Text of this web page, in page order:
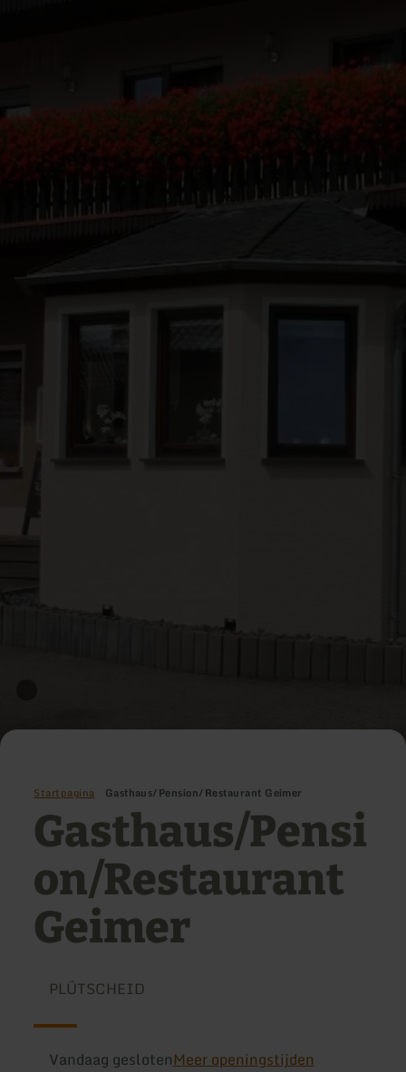
Startpagina Gasthaus/Pension/Restaurant Geimer
Gasthaus/Pensi
on/Restaurant
Geimer
PLÜTSCHEID
Vandaag geslotenMeer openingstijden